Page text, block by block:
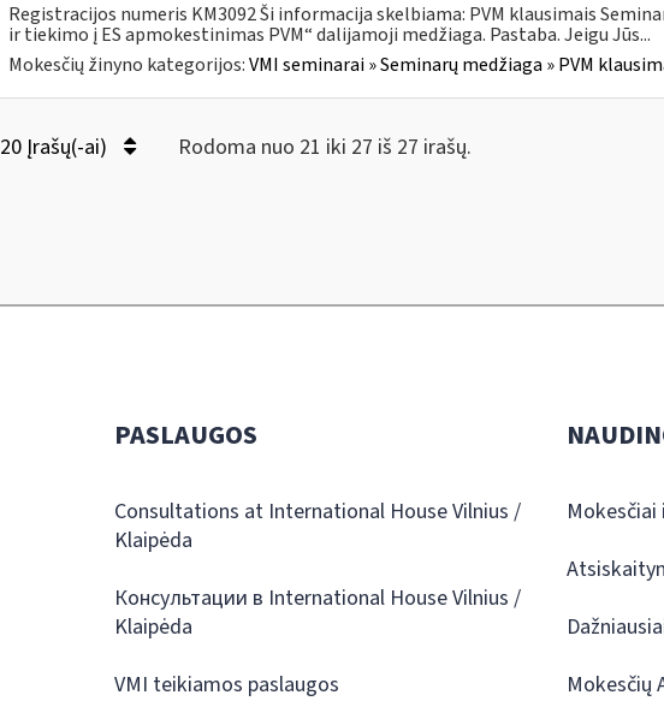
Registracijos numeris KM3092 Ši informacija skelbiama: PVM klausimais
ir tiekimo į ES apmokestinimas PVM“ dalijamoji medžiaga. Pastaba. Jeigu Jūs...
Mokesčių žinyno kategorijos:VMI seminarai » Seminarų medžiaga » PVM
20 Įrašų(-ai) Rodoma nuo 21 iki 27 iš 27 irašų.
PASLAUGOS
Consultations at International House Vilnius /
Klaipėda
Консультации в International House Vilnius /
Klaipėda
VMI teikiamos paslaugos
Mokesčiai
Mokesčių